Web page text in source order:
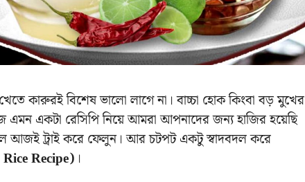
কারুরই বিশেষ ভালো লাগে না। বাচ্চা হোক কিংবা বড় মুখের
একটা রেসিপি নিয়ে আমরা আপনাদের জন্য হাজির হয়েছি
আজই ট্রাই করে ফেলুন। আর চটপট একটু স্বাদবদল করে
Recipe) ।